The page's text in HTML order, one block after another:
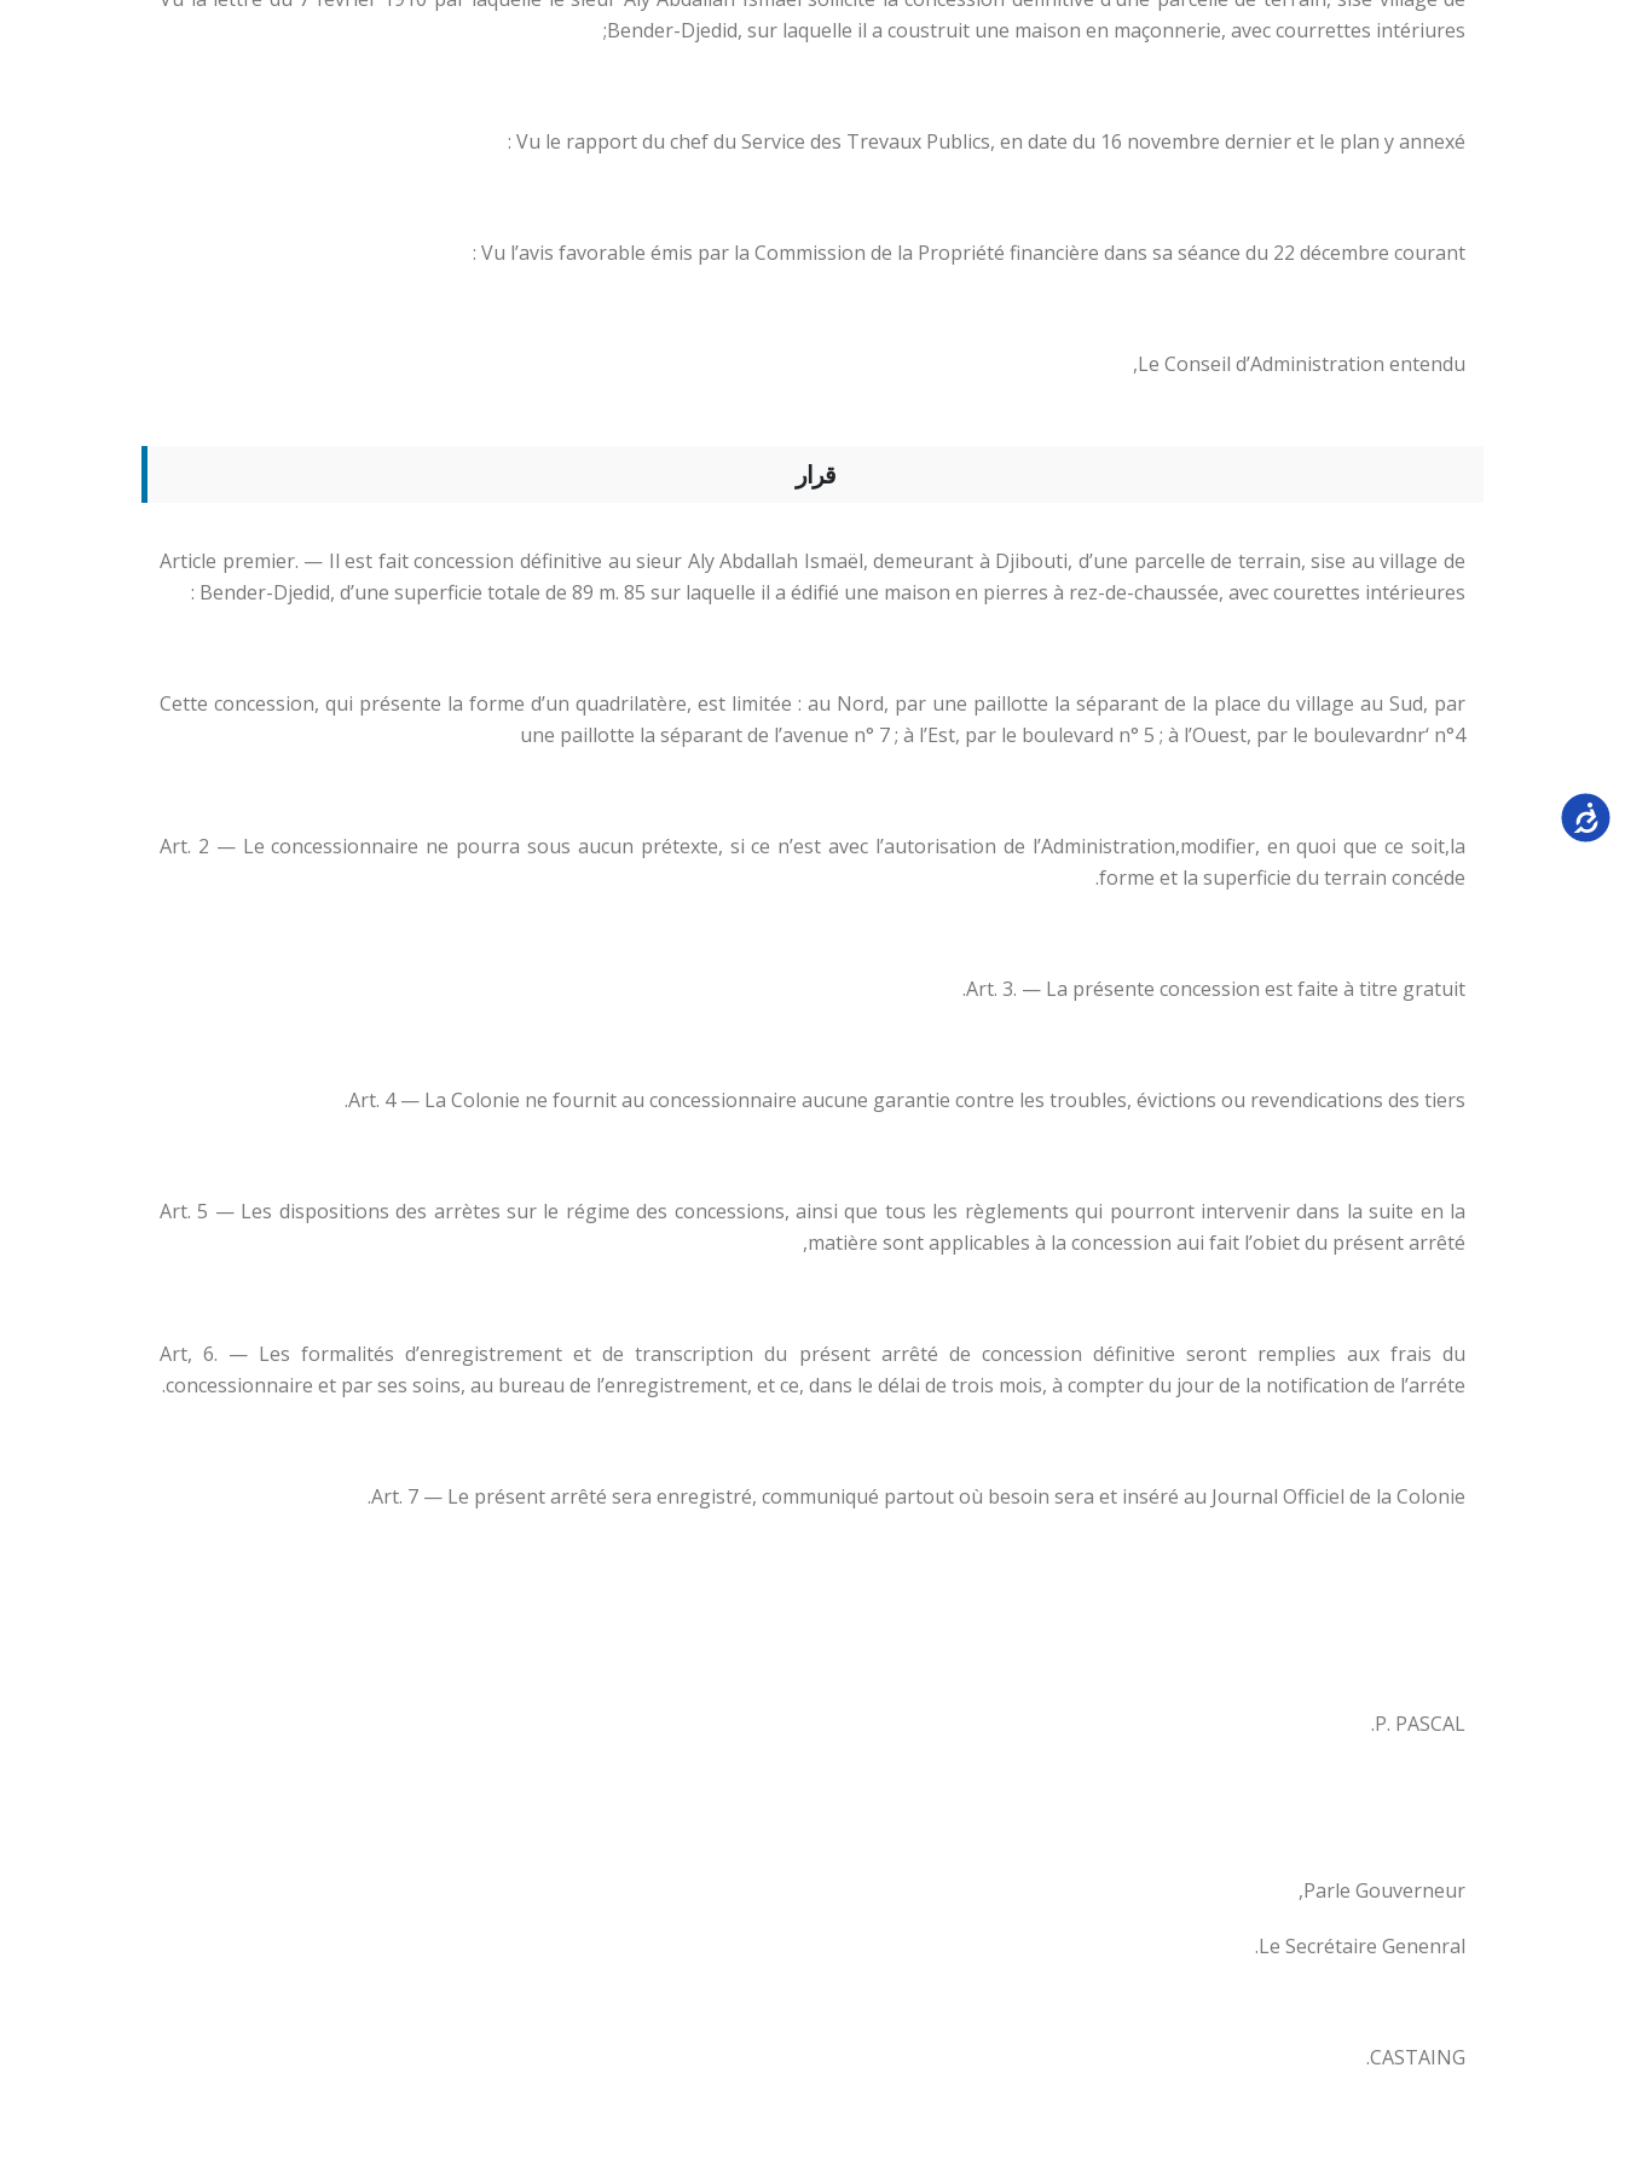
Bender-Djedid, sur laquelle il a coustruit une maison en maçonnerie, avec courrettes intériures;
Vu le rapport du chef du Service des Trevaux Publics, en date du 16 novembre dernier et le plan y annexé :
Vu l’avis favorable émis par la Commission de la Propriété financière dans sa séance du 22 décembre courant :
Le Conseil d’Administration entendu,
قرار
Article premier. — Il est fait concession définitive au sieur Aly Abdallah Ismaël, demeurant à Djibouti, d’une parcelle de terrain, sise au village de
Bender-Djedid, d’une superficie totale de 89 m. 85 sur laquelle il a édifié une maison en pierres à rez-de-chaussée, avec courettes intérieures :
Cette concession, qui présente la forme d’un quadrilatère, est limitée : au Nord, par une paillotte la séparant de la place du village au Sud, par
une paillotte la séparant de l’avenue n° 7 ; à l’Est, par le boulevard n° 5 ; à l’Ouest, par le boulevardnr‘ n°4
Art. 2 — Le concessionnaire ne pourra sous aucun prétexte, si ce n’est avec l’autorisation de l’Administration,modifier, en quoi que ce soit,la
forme et la superficie du terrain concéde.
Art. 3. — La présente concession est faite à titre gratuit.
Art. 4 — La Colonie ne fournit au concessionnaire aucune garantie contre les troubles, évictions ou revendications des tiers.
Art. 5 — Les dispositions des arrètes sur le régime des concessions, ainsi que tous les règlements qui pourront intervenir dans la suite en la
matière sont applicables à la concession aui fait l’obiet du présent arrêté,
Art, 6. — Les formalités d’enregistrement et de transcription du présent arrêté de concession définitive seront remplies aux frais du
concessionnaire et par ses soins, au bureau de l’enregistrement, et ce, dans le délai de trois mois, à compter du jour de la notification de l’arréte.
Art. 7 — Le présent arrêté sera enregistré, communiqué partout où besoin sera et inséré au Journal Officiel de la Colonie.
P. PASCAL.
Parle Gouverneur,
Le Secrétaire Genenral.
CASTAING.